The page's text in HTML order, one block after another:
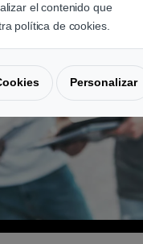
el contenido que
política de cookies.
Personalizar